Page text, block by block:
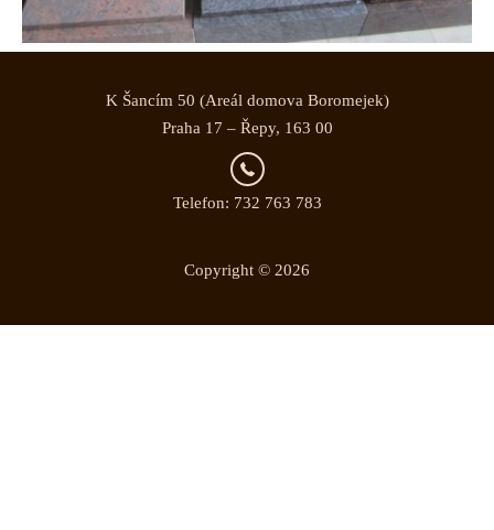
K Šancím 50 (Areál domova Boromejek)
Praha 17 – Řepy, 163 00
Telefon: 732 763 783
Copyright © 2026